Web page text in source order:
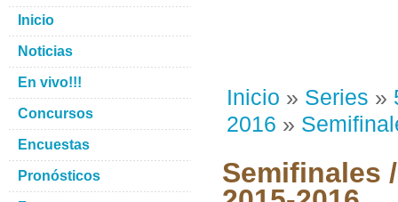
Inicio » Series »
2016 »
Semifinales
Inicio
Noticias
En vivo!!!
Concursos
Encuestas
Pronósticos